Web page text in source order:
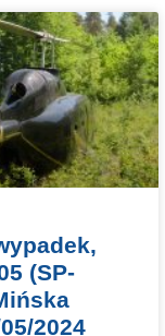
(SP-
2024